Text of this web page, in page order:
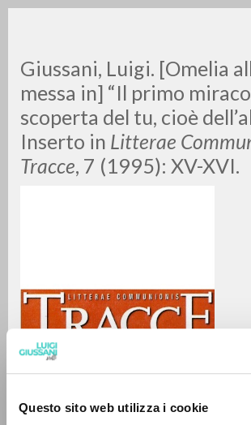
Questo sito web utilizza i cookie
Giussani, Luigi. [Omelia
messa in] “Il primo
scoperta del tu, cioè
Inserto in Litterae
Tracce, 7 (1995): XV-XVI.